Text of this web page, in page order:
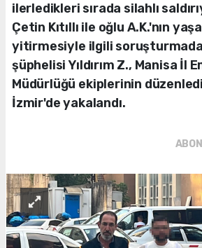
ilerledikleri sırada silahlı
Çetin Kıtıllı ile oğlu A.K.'nın
yitirmesiyle ilgili
şüphelisi Yıldırım Z., Manisa İl
Müdürlüğü ekiplerinin
İzmir'de yakalandı.